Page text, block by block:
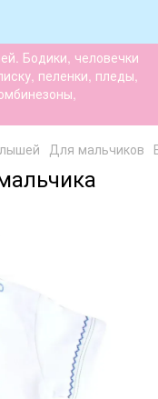
Бодики, человечки
пеленки, пледы,
Для мальчиков